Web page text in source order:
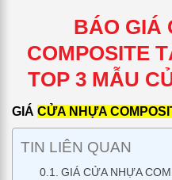
BÁO GIÁ
COMPOSITE
TOP 3 MẪU
GIÁ CỬA NHỰA
TIN LIÊN QUAN
GIÁ CỬA NHỰA